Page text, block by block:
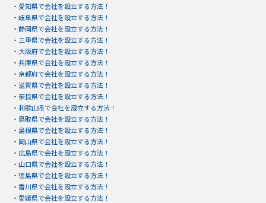
・ 愛知県で会社を設立する方法！
・ 岐阜県で会社を設立する方法！
・ 静岡県で会社を設立する方法！
・ 三重県で会社を設立する方法！
・ 大阪府で会社を設立する方法！
・ 兵庫県で会社を設立する方法！
・ 京都府で会社を設立する方法！
・ 滋賀県で会社を設立する方法！
・ 奈良県で会社を設立する方法！
・ 和歌山県で会社を設立する方法！
・ 鳥取県で会社を設立する方法！
・ 島根県で会社を設立する方法！
・ 岡山県で会社を設立する方法！
・ 広島県で会社を設立する方法！
・ 山口県で会社を設立する方法！
・ 徳島県で会社を設立する方法！
・ 香川県で会社を設立する方法！
・ 愛媛県で会社を設立する方法！